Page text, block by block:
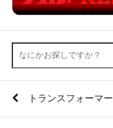
トランスフォーマー